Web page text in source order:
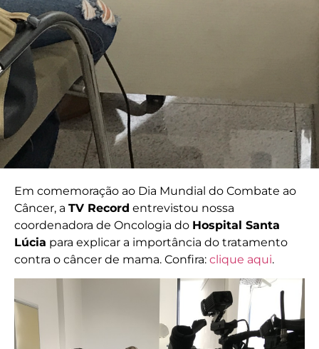
Em comemoração ao Dia Mundial do Combate ao
Câncer, a TV Record entrevistou nossa
coordenadora de Oncologia do Hospital Santa
Lúcia para explicar a importância do tratamento
contra o câncer de mama. Confira: clique aqui.